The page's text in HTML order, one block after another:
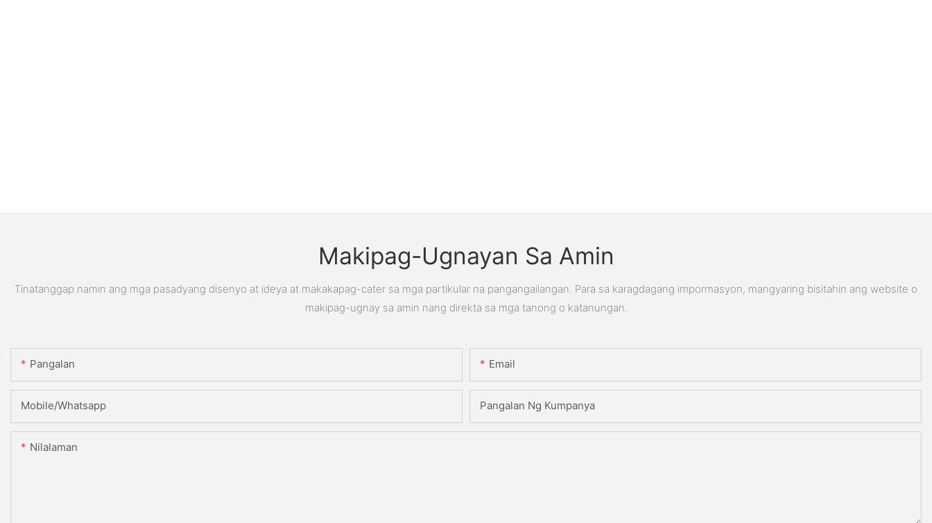
Makipag-Ugnayan Sa Amin
Tinatanggap namin ang mga pasadyang disenyo at ideya at makakapag-cater sa mga partikular na pangangailangan. Para sa karagdagang impormasyon, mangyaring bisitahin ang website o
makipag-ugnay sa amin nang direkta sa mga tanong o katanungan.
Pangalan Email
Mobile/Whatsapp Pangalan Ng Kumpanya
Nilalaman